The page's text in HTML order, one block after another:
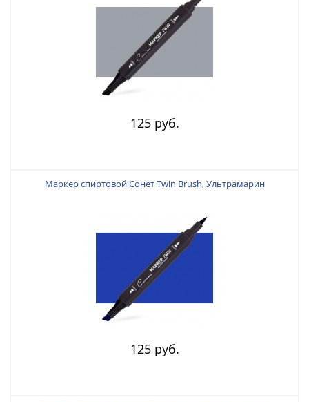
125 руб.
Маркер спиртовой Сонет Twin Brush, Ультрамарин
125 руб.